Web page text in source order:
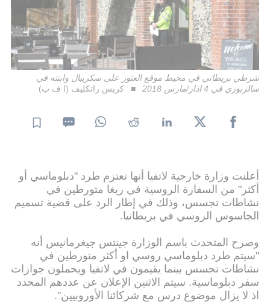
شرطي بريطاني في محيط موقع العثور على سكريبال وابنته في
سالزبوري في 4 اذار/مارس 2018
كريس راتكليف (ا ف ب)
أعلنت وزارة خارجية لاتفيا أنها تعتزم طرد "دبلوماسي أو
أكثر" من السفارة الروسية في ريغا متورطين في
نشاطات تجسس، وذلك في إطار الرد على قضية تسميم
الجاسوس الروسي في بريطانيا.
وصرح المتحدث باسم الوزارة جينتس جيغرمانيس أنه
"سيتم طرد دبلوماسي روسي او أكثر متورطين في
نشاطات تجسس بينما يقيمون في لاتفيا ويحملون جوازات
سفر دبلوماسية. سيتم الاثنين الإعلان عن عددهم المحدد
اذ لا يزال موضوع درس مع شركائنا الأوروبيين".